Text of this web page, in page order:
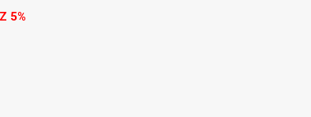
5%